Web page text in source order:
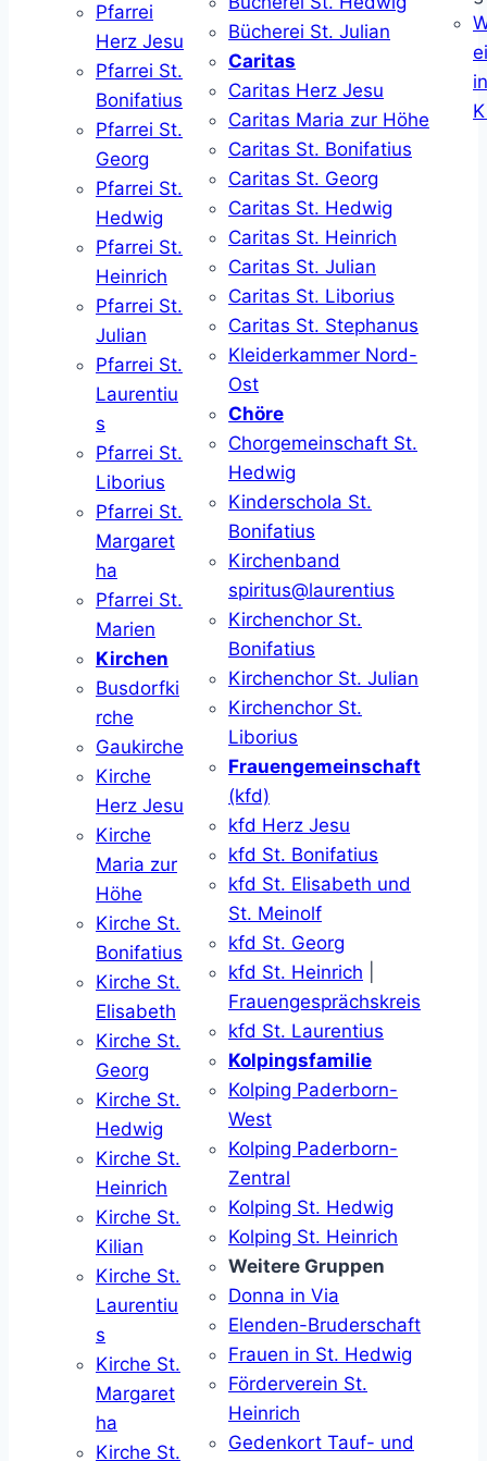
Pfarrei
Herz Jesu
Pfarrei St.
Bonifatius
Pfarrei St.
Georg
Pfarrei St.
Hedwig
Pfarrei St.
Heinrich
Pfarrei St.
Julian
Pfarrei St.
Laurentiu
s
Pfarrei St.
Liborius
Pfarrei St.
Margaret
ha
Pfarrei St.
Marien
Kirchen
Busdorfki
rche
Gaukirche
Kirche
Herz Jesu
Kirche
Maria zur
Höhe
Kirche St.
Bonifatius
Kirche St.
Elisabeth
Kirche St.
Georg
Kirche St.
Hedwig
Kirche St.
Heinrich
Kirche St.
Kilian
Kirche St.
Laurentiu
s
Kirche St.
Margaret
ha
Kirche St.
Bücherei St. Julian
Caritas
Caritas Herz Jesu
Caritas Maria zur Höhe
Caritas St. Bonifatius
Caritas St. Georg
Caritas St. Hedwig
Caritas St. Heinrich
Caritas St. Julian
Caritas St. Liborius
Caritas St. Stephanus
Kleiderkammer Nord-
Ost
Chöre
Chorgemeinschaft St.
Hedwig
Kinderschola St.
Bonifatius
Kirchenband
spiritus@laurentius
Kirchenchor St.
Bonifatius
Kirchenchor St. Julian
Kirchenchor St.
Liborius
Frauengemeinschaft
(kfd)
kfd Herz Jesu
kfd St. Bonifatius
kfd St. Elisabeth und
St. Meinolf
kfd St. Georg
kfd St. Heinrich
Frauengesprächskreis
kfd St. Laurentius
Kolpingsfamilie
Kolping Paderborn-
West
Kolping Paderborn-
Zentral
Kolping St. Hedwig
Kolping St. Heinrich
Weitere Gruppen
Donna in Via
Elenden-Bruderschaft
Frauen in St. Hedwig
Förderverein St.
Heinrich
Gedenkort Tauf- und